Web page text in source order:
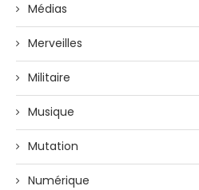
Médias
Merveilles
Militaire
Musique
Mutation
Numérique